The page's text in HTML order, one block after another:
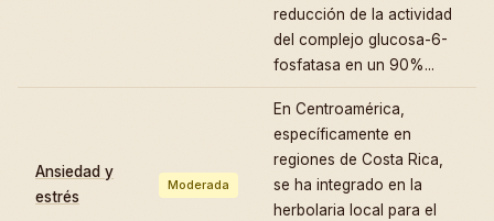
reducción de la actividad
del complejo glucosa-6-
fosfatasa en un 90%...
Ansiedad y
estrés
Moderada
En Centroamérica,
específicamente en
regiones de Costa Rica,
se ha integrado en la
herbolaria local para el